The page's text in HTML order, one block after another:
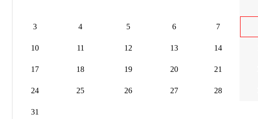
3 4 5 6 7
10 11 12 13 14
17 18 19 20 21
24 25 26 27 28
31